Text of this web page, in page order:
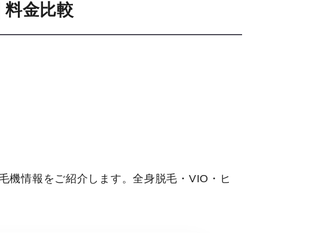
金比較
機情報をご紹介します。全身脱毛・VIO・ヒ